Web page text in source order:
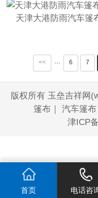
天津大港防雨汽车篷
<< ··· 6 7
版权所有 玉垒吉祥网
篷布｜ 汽车篷布
津ICP
首页 电话咨